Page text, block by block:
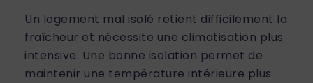
Un logement mal isolé retient difficilement la
fraîcheur et nécessite une climatisation plus
intensive. Une bonne isolation permet de
maintenir une température intérieure plus